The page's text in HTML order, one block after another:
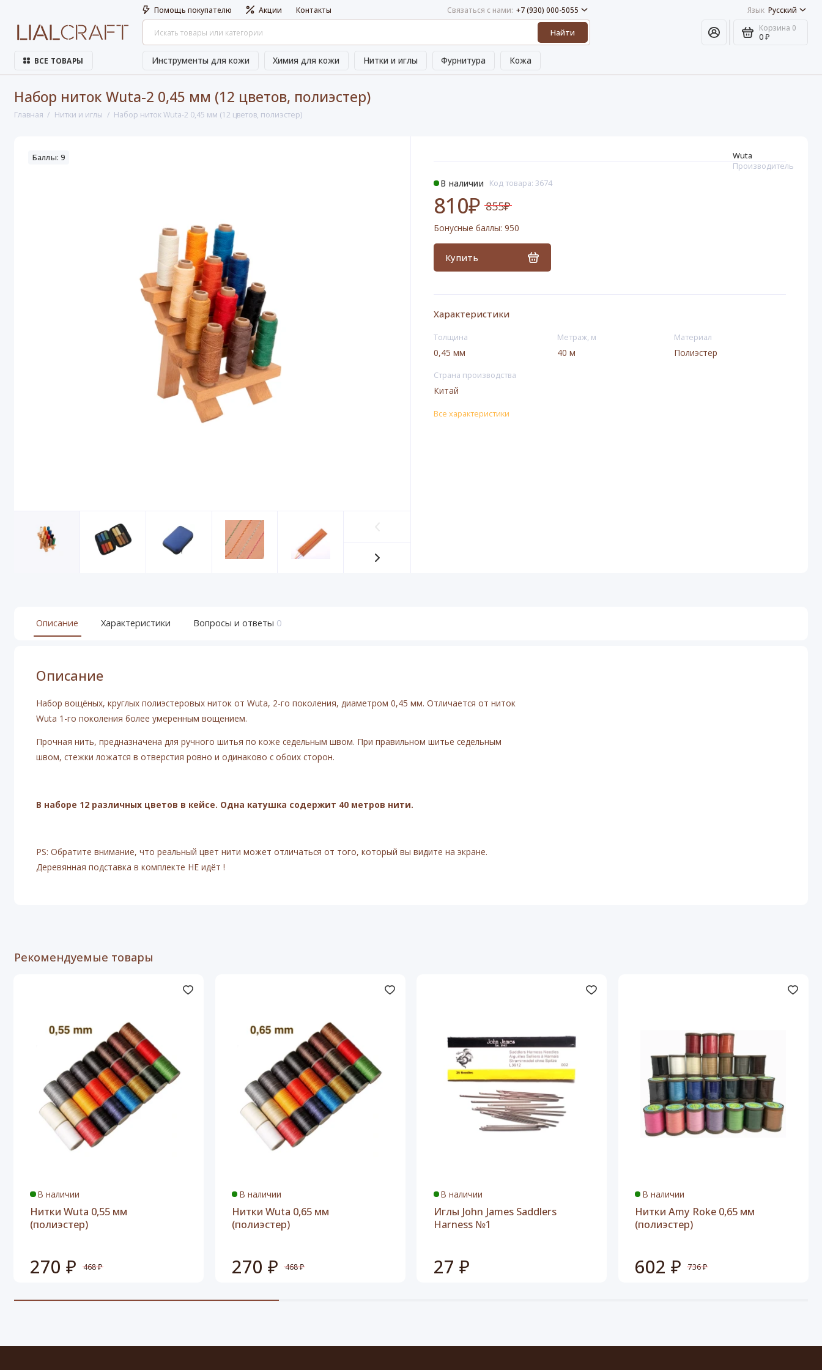
Помощь покупателю Акции Контакты Связаться с нами: +7 (930) 000-5055 Язык Русский
Найти Корзина 0
0 ₽
ВСЕ ТОВАРЫ Инструменты для кожи Химия для кожи Нитки и иглы Фурнитура Кожа
Набор ниток Wuta-2 0,45 мм (12 цветов, полиэстер)
Главная Нитки и иглы Набор ниток Wuta-2 0,45 мм (12 цветов, полиэстер)
Баллы: 9
В наличии Код товара: 3674
Wuta
Производитель
810₽ 855₽
Бонусные баллы: 950
Купить
Характеристики
Толщина
0,45 мм
Метраж, м
40 м
Материал
Полиэстер
Страна производства
Китай
Все характеристики
Описание Характеристики Вопросы и ответы 0
Описание
Набор вощёных, круглых полиэстеровых ниток от Wuta, 2-го поколения, диаметром 0,45 мм. Отличается от ниток
Wuta 1-го поколения более умеренным вощением.
Прочная нить, предназначена для ручного шитья по коже седельным швом. При правильном шитье седельным
швом, стежки ложатся в отверстия ровно и одинаково с обоих сторон.
В наборе 12 различных цветов в кейсе. Одна катушка содержит 40 метров нити.
PS: Обратите внимание, что реальный цвет нити может отличаться от того, который вы видите на экране.
Деревянная подставка в комплекте НЕ идёт !
Рекомендуемые товары
В наличии
Нитки Wuta 0,55 мм
(полиэстер)
270 ₽ 468 ₽
В наличии
Нитки Wuta 0,65 мм
(полиэстер)
270 ₽ 468 ₽
В наличии
Иглы John James Saddlers
Harness №1
27 ₽
В наличии
Нитки Amy Roke 0,65 мм
(полиэстер)
602 ₽ 736 ₽